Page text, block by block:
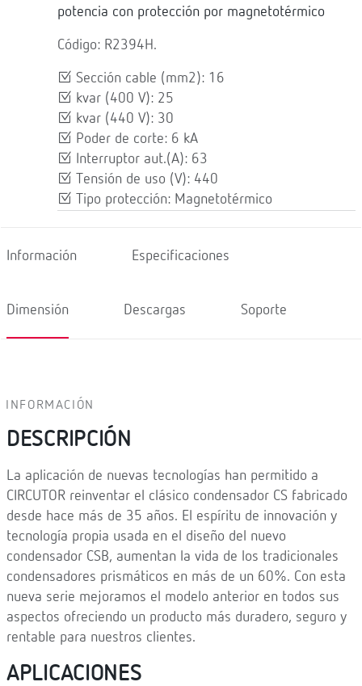
potencia con protección por magnetotérmico
Código: R2394H.
Sección cable (mm2): 16
kvar (400 V): 25
kvar (440 V): 30
Poder de corte: 6 kA
Interruptor aut.(A): 63
Tensión de uso (V): 440
Tipo protección: Magnetotérmico
Información Especificaciones
Dimensión Descargas Soporte
INFORMACIÓN
DESCRIPCIÓN
La aplicación de nuevas tecnologías han permitido a
CIRCUTOR reinventar el clásico condensador CS fabricado
desde hace más de 35 años. El espíritu de innovación y
tecnología propia usada en el diseño del nuevo
condensador CSB, aumentan la vida de los tradicionales
condensadores prismáticos en más de un 60%. Con esta
nueva serie mejoramos el modelo anterior en todos sus
aspectos ofreciendo un producto más duradero, seguro y
rentable para nuestros clientes.
APLICACIONES